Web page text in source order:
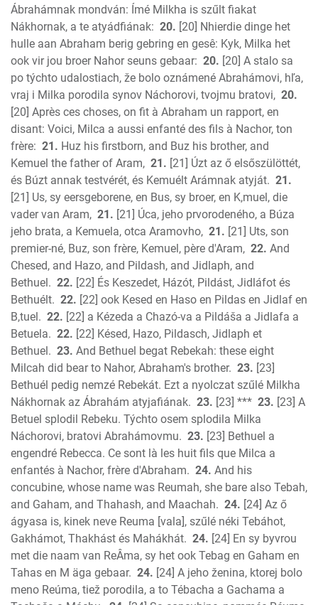
Ábrahámnak mondván: Ímé Milkha is szűlt fiakat
Nákhornak, a te atyádfiának: 20. [20] Nhierdie dinge het
hulle aan Abraham berig gebring en gesê: Kyk, Milka het
ook vir jou broer Nahor seuns gebaar: 20. [20] A stalo sa
po týchto udalostiach, že bolo oznámené Abrahámovi, hľa,
vraj i Milka porodila synov Náchorovi, tvojmu bratovi, 20.
[20] Après ces choses, on fit à Abraham un rapport, en
disant: Voici, Milca a aussi enfanté des fils à Nachor, ton
frère: 21. Huz his firstborn, and Buz his brother, and
Kemuel the father of Aram, 21. [21] Úzt az ő elsőszülöttét,
és Búzt annak testvérét, és Kemuélt Arámnak atyját. 21.
[21] Us, sy eersgeborene, en Bus, sy broer, en K,muel, die
vader van Aram, 21. [21] Úca, jeho prvorodeného, a Búza
jeho brata, a Kemuela, otca Aramovho, 21. [21] Uts, son
premier-né, Buz, son frère, Kemuel, père d'Aram, 22. And
Chesed, and Hazo, and Pildash, and Jidlaph, and
Bethuel. 22. [22] És Keszedet, Házót, Pildást, Jidláfot és
Bethuélt. 22. [22] ook Kesed en Haso en Pildas en Jidlaf en
B,tuel. 22. [22] a Kézeda a Chazó-va a Pildáša a Jidlafa a
Betuela. 22. [22] Késed, Hazo, Pildasch, Jidlaph et
Bethuel. 23. And Bethuel begat Rebekah: these eight
Milcah did bear to Nahor, Abraham's brother. 23. [23]
Bethuél pedig nemzé Rebekát. Ezt a nyolczat szűlé Milkha
Nákhornak az Ábrahám atyjafiának. 23. [23] *** 23. [23] A
Betuel splodil Rebeku. Týchto osem splodila Milka
Náchorovi, bratovi Abrahámovmu. 23. [23] Bethuel a
engendré Rebecca. Ce sont là les huit fils que Milca a
enfantés à Nachor, frère d'Abraham. 24. And his
concubine, whose name was Reumah, she bare also Tebah,
and Gaham, and Thahash, and Maachah. 24. [24] Az ő
ágyasa is, kinek neve Reuma [vala], szűlé néki Tebáhot,
Gakhámot, Thakhást és Mahákhát. 24. [24] En sy byvrou
met die naam van ReÂma, sy het ook Tebag en Gaham en
Tahas en M äga gebaar. 24. [24] A jeho ženina, ktorej bolo
meno Reúma, tiež porodila, a to Tébacha a Gachama a